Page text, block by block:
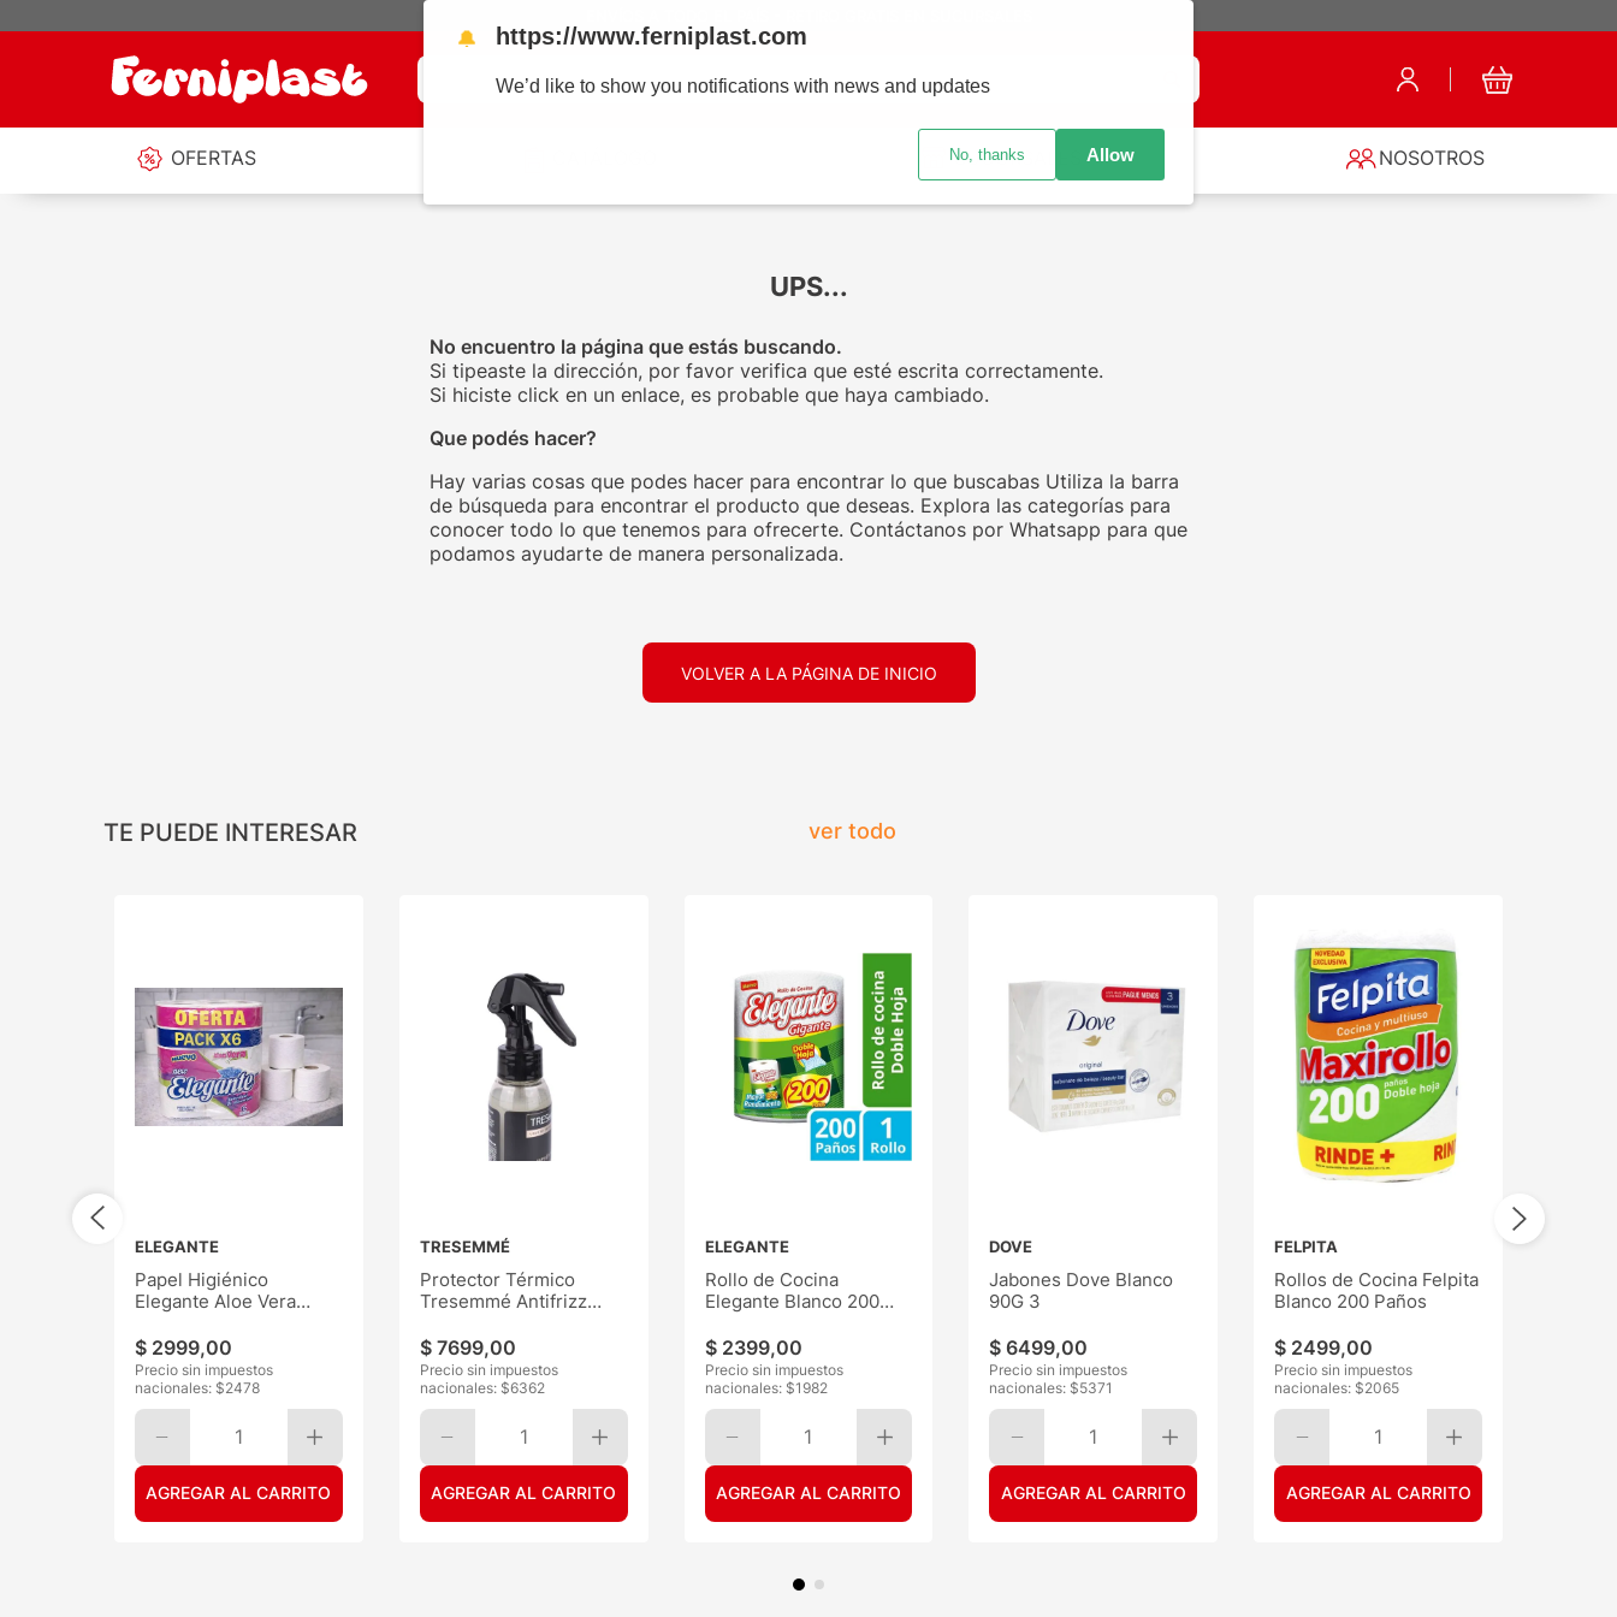
¿Qué estás buscando?
OFERTAS SUCURSALES NOSOTROS
UPS...
No encuentro la página que estás buscando.
Si tipeaste la dirección, por favor verifica que esté escrita correctamente.
Si hiciste click en un enlace, es probable que haya cambiado.
Que podés hacer?
Hay varias cosas que podes hacer para encontrar lo que buscabas Utiliza la barra
de búsqueda para encontrar el producto que deseas. Explora las categorías para
conocer todo lo que tenemos para ofrecerte. Contáctanos por Whatsapp para que
podamos ayudarte de manera personalizada.
VOLVER A LA PÁGINA DE INICIO
TE PUEDE INTERESAR ver todo
ELEGANTE
Papel Higiénico
Elegante Aloe Vera
$ 2999,00
Precio sin impuestos
nacionales: $2478
1
AGREGAR AL CARRITO
TRESEMMÉ
Protector Térmico
Tresemmé Antifrizz
$ 7699,00
Precio sin impuestos
nacionales: $6362
1
AGREGAR AL CARRITO
ELEGANTE
Rollo de Cocina
Elegante Blanco 200
$ 2399,00
Precio sin impuestos
nacionales: $1982
1
AGREGAR AL CARRITO
DOVE
Jabones Dove Blanco
90G 3
$ 6499,00
Precio sin impuestos
nacionales: $5371
1
AGREGAR AL CARRITO
FELPITA
Rollos de Cocina Felpita
Blanco 200 Paños
$ 2499,00
Precio sin impuestos
nacionales: $2065
1
AGREGAR AL CARRITO
🔔 https://www.ferniplast.com
We’d like to show you notifications with news and updates
No, thanks Allow